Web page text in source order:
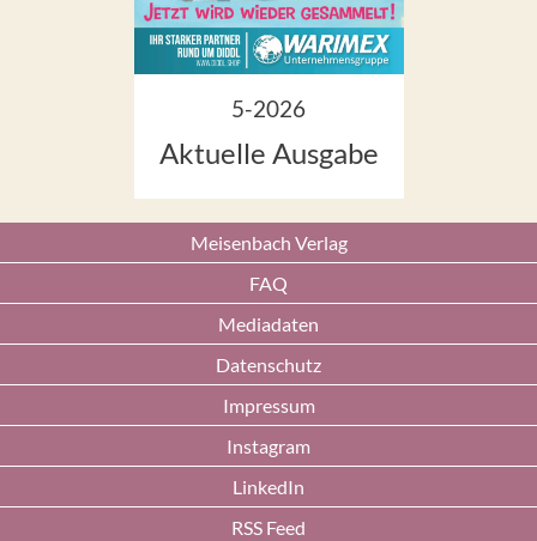
5-2026
Aktuelle Ausgabe
Meisenbach Verlag
FAQ
Mediadaten
Datenschutz
Impressum
Instagram
LinkedIn
RSS Feed